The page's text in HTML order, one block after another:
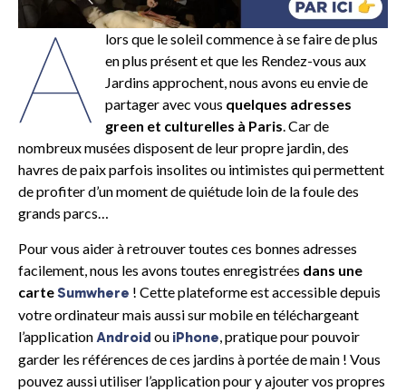
A
lors que le soleil commence à se faire de plus
en plus présent et que les Rendez-vous aux
Jardins approchent, nous avons eu envie de
partager avec vous quelques adresses
green et culturelles à Paris. Car de
nombreux musées disposent de leur propre jardin, des
havres de paix parfois insolites ou intimistes qui permettent
de profiter d’un moment de quiétude loin de la foule des
grands parcs…
Pour vous aider à retrouver toutes ces bonnes adresses
facilement, nous les avons toutes enregistrées dans une
carteSumwhere ! Cette plateforme est accessible depuis
votre ordinateur mais aussi sur mobile en téléchargeant
l’application Android ou iPhone , pratique pour pouvoir
garder les références de ces jardins à portée de main ! Vous
pouvez aussi utiliser l’application pour y ajouter vos propres